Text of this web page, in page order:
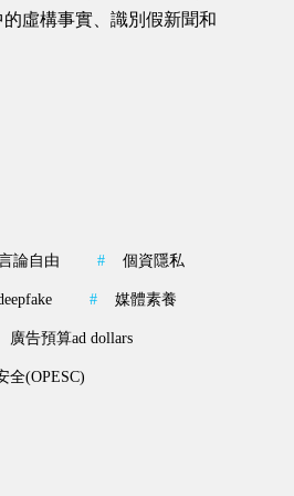
虛構事實、識別假新聞和
論自由 # 個資隱私
# 媒體素養
廣告預算ad dollars
全(OPESC)